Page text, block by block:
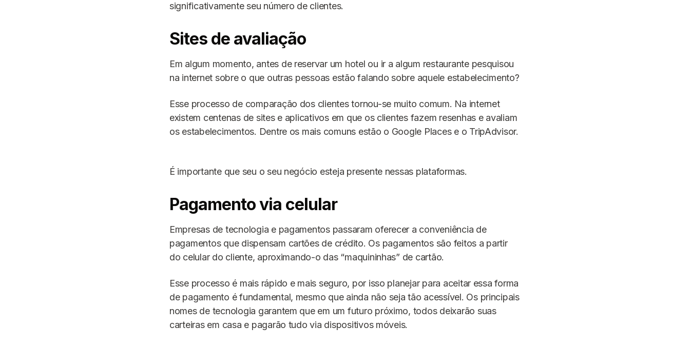
significativamente seu número de clientes.
Sites de avaliação
Em algum momento, antes de reservar um hotel ou ir a algum restaurante pesquisou
na internet sobre o que outras pessoas estão falando sobre aquele estabelecimento?
Esse processo de comparação dos clientes tornou-se muito comum. Na internet
existem centenas de sites e aplicativos em que os clientes fazem resenhas e avaliam
os estabelecimentos. Dentre os mais comuns estão o Google Places e o TripAdvisor.
É importante que seu o seu negócio esteja presente nessas plataformas.
Pagamento via celular
Empresas de tecnologia e pagamentos passaram oferecer a conveniência de
pagamentos que dispensam cartões de crédito. Os pagamentos são feitos a partir
do celular do cliente, aproximando-o das “maquininhas” de cartão.
Esse processo é mais rápido e mais seguro, por isso planejar para aceitar essa forma
de pagamento é fundamental, mesmo que ainda não seja tão acessível. Os principais
nomes de tecnologia garantem que em um futuro próximo, todos deixarão suas
carteiras em casa e pagarão tudo via dispositivos móveis.